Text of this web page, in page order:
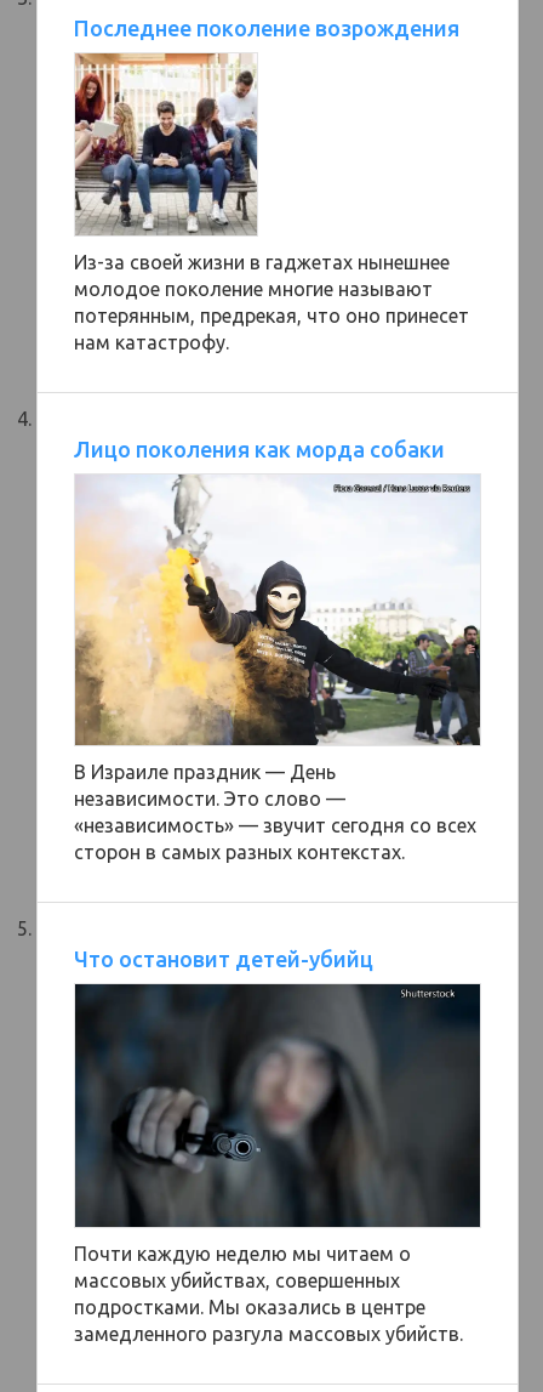
Последнее поколение возрождения
Из-за своей жизни в гаджетах нынешнее
молодое поколение многие называют
потерянным, предрекая, что оно принесет
нам катастрофу.
Лицо поколения как морда собаки
В Израиле праздник — День
независимости. Это слово —
«независимость» — звучит сегодня со всех
сторон в самых разных контекстах.
Что остановит детей-убийц
Почти каждую неделю мы читаем о
массовых убийствах, совершенных
подростками. Мы оказались в центре
замедленного разгула массовых убийств.